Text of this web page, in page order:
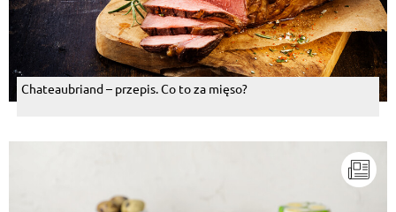
Chateaubriand – przepis. Co to za mięso?